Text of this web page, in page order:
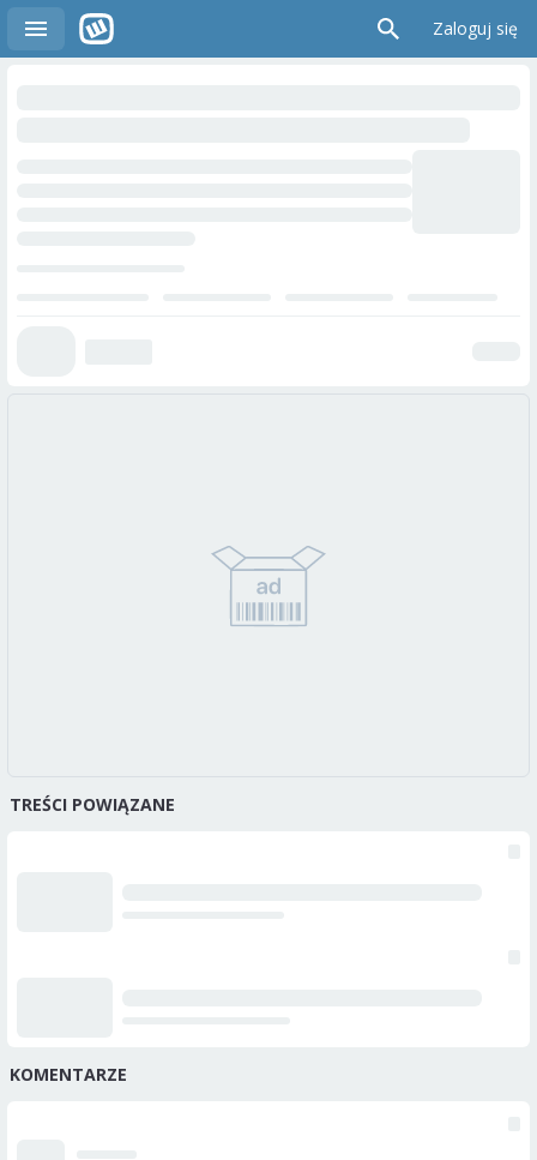
Zaloguj się
TREŚCI POWIĄZANE
KOMENTARZE